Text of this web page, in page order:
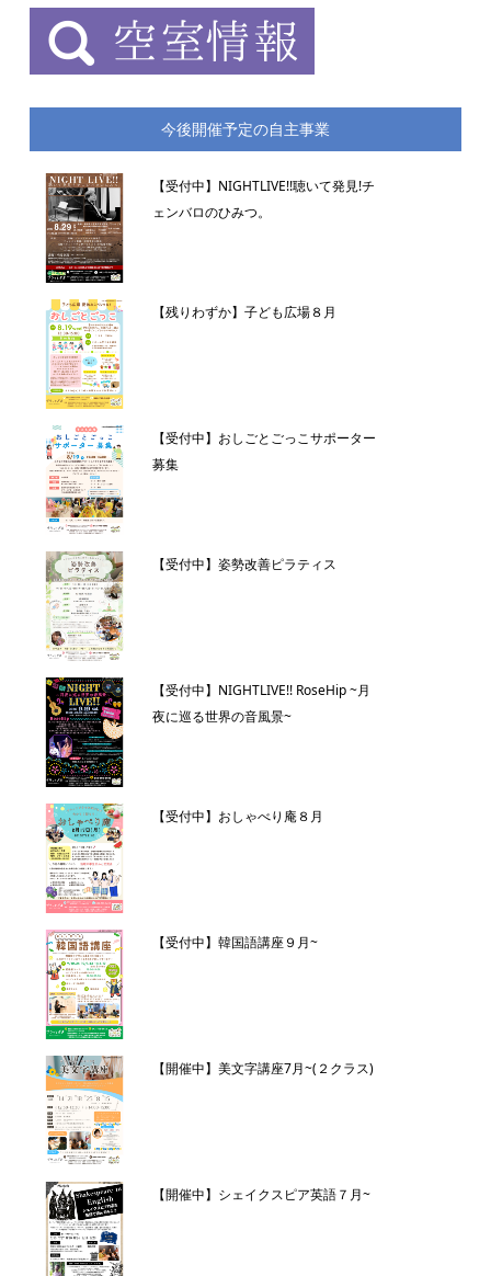
今後開催予定の自主事業
【受付中】NIGHTLIVE!!聴いて発見!チ
ェンバロのひみつ。
【残りわずか】子ども広場８月
【受付中】おしごとごっこサポーター
募集
【受付中】姿勢改善ピラティス
【受付中】NIGHTLIVE!! RoseHip ~月
夜に巡る世界の音風景~
【受付中】おしゃべり庵８月
【受付中】韓国語講座９月~
【開催中】美文字講座7月~(２クラス)
【開催中】シェイクスピア英語７月~